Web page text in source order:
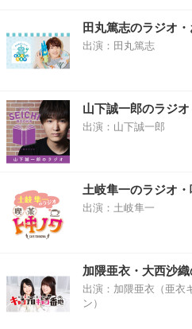
田丸篤志のラジオ
出演：田丸篤志
山下誠一郎のラジ
出演：山下誠一郎
土岐隼一のラジオ
出演：土岐隼一
加隈亜衣・大西沙
出演：加隈亜衣（亜衣
ン）